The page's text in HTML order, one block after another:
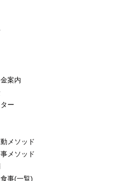
案内
ー
メソッド
メソッド
事(一覧)